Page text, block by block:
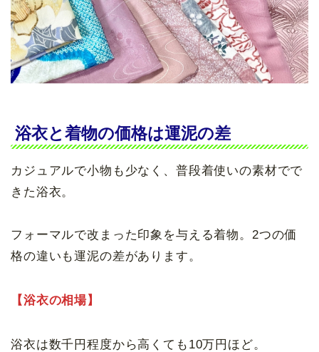
浴衣と着物の価格は運泥の差
カジュアルで小物も少なく、普段着使いの素材でで
きた浴衣。
フォーマルで改まった印象を与える着物。2つの価
格の違いも運泥の差があります。
【浴衣の相場】
浴衣は数千円程度から高くても10万円ほど。